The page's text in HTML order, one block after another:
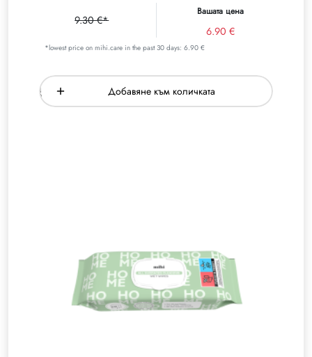
9.30 €*
Вашата цена
6.90 €
*lowest price on mihi.care in the past 30 days: 6.90 €
Добавяне към количката